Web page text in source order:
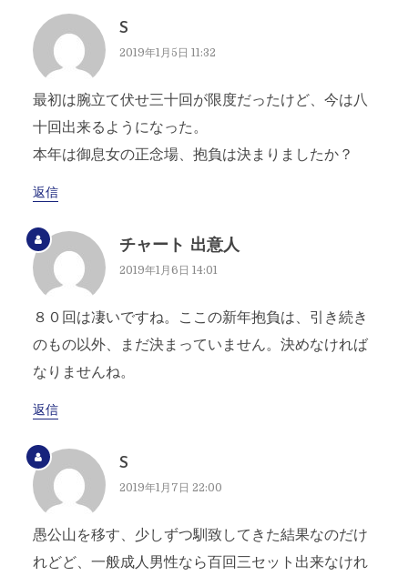
S
2019年1月5日 11:32
最初は腕立て伏せ三十回が限度だったけど、今は八
十回出来るようになった。
本年は御息女の正念場、抱負は決まりましたか？
返信
チャート 出意人
2019年1月6日 14:01
８０回は凄いですね。ここの新年抱負は、引き続き
のもの以外、まだ決まっていません。決めなければ
なりませんね。
返信
S
2019年1月7日 22:00
愚公山を移す、少しずつ馴致してきた結果なのだけ
れどど、一般成人男性なら百回三セット出来なけれ